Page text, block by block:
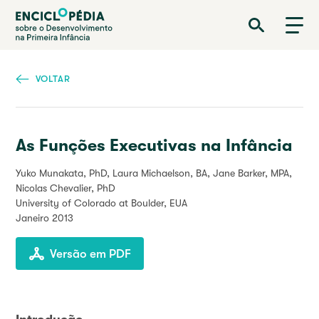
Passar
para
principal
Enciclopédia sobre o Desenvolvimento na Primeira Infância
VOLTAR
As Funções Executivas na Infância
Yuko Munakata, PhD, Laura Michaelson, BA, Jane Barker, MPA,
Nicolas Chevalier, PhD
University of Colorado at Boulder, EUA
Janeiro 2013
Versão em PDF